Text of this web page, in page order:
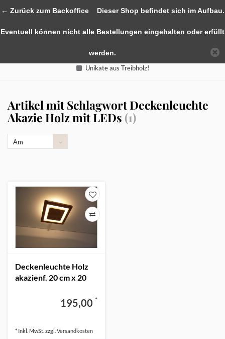
Unikate aus Treibholz!
Artikel mit Schlagwort Deckenleuchte
Akazie Holz mit LEDs (1)
Am
Deckenleuchte Holz
akazienf. 20 cm x 20
195,00 *
* Inkl. MwSt. zzgl. Versandkosten
← Zurück zum BackofficeDieser Shop befindet sich im Aufbau.
Eventuell können nicht alle Bestellungen eingehalten oder erfüllt
werden.